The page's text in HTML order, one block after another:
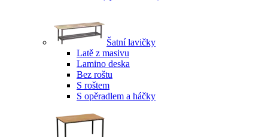
Šatní lavičky
Latě z masivu
Lamino deska
Bez roštu
S roštem
S opěradlem a háčky